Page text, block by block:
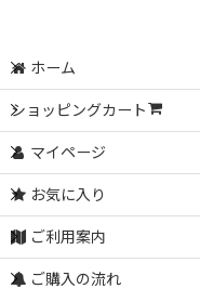
ホーム
ショッピングカート
マイページ
お気に入り
ご利用案内
ご購入の流れ